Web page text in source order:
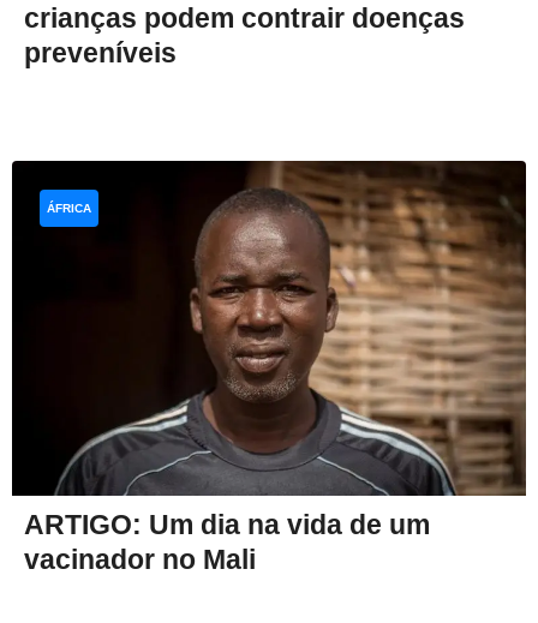
crianças podem contrair doenças
preveníveis
ARTIGO: Um dia na vida de um
vacinador no Mali
ÁFRICA